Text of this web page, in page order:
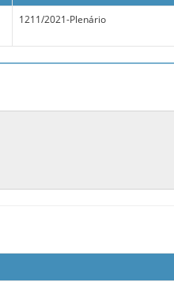
1211/2021-Plenário